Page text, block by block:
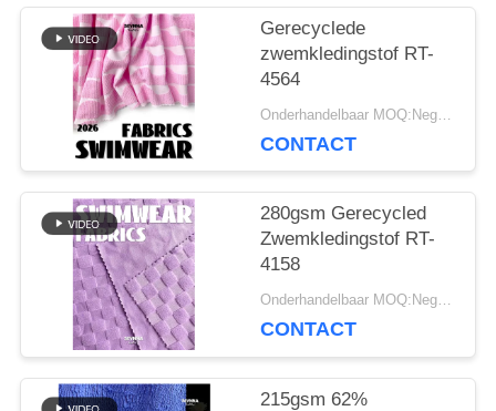
POLICY
Gerecyclede
zwemkledingstof RT-
4564
Onderhandelbaar MOQ:Negotiable
CONTACT
280gsm Gerecycled
Zwemkledingstof RT-
4158
Onderhandelbaar MOQ:Negotiable
CONTACT
215gsm 62%